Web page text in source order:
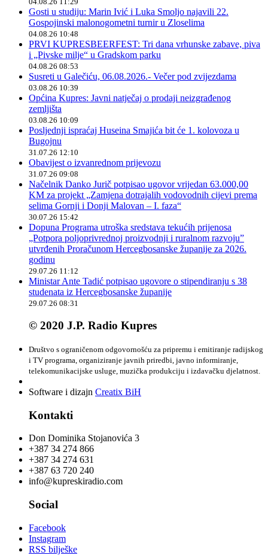
Gosti u studiju: Marin Ivić i Luka Smoljo najavili 22.
Gospojinski malonogometni turnir u Zloselima
04.08.26 10:48
PRVI KUPRESBEERFEST: Tri dana vrhunske zabave, piva
i „Pivske milje“ u Gradskom parku
04.08.26 08:53
Susreti u Galečiću, 06.08.2026.- Večer pod zvijezdama
03.08.26 10:39
Općina Kupres: Javni natječaj o prodaji neizgrađenog
zemljišta
03.08.26 10:09
Posljednji ispraćaj Huseina Smajića bit će 1. kolovoza u
Bugojnu
31.07.26 12:10
Obavijest o izvanrednom prijevozu
31.07.26 09:08
Načelnik Danko Jurič potpisao ugovor vrijedan 63.000,00
KM za projekt „Zamjena dotrajalih vodovodnih cijevi prema
selima Gornji i Donji Malovan – I. faza“
30.07.26 15:42
Dopuna Programa utroška sredstava tekućih prijenosa
„Potpora poljoprivrednoj proizvodnji i ruralnom razvoju”
utvrđenih Proračunom Hercegbosanske županije za 2026.
godinu
29.07.26 11:12
Ministar Ante Tadić potpisao ugovore o stipendiranju s 38
studenata iz Hercegbosanske županije
29.07.26 08:31
© 2020 J.P. Radio Kupres
Društvo s ograničenom odgovornošću za pripremu i emitiranje radijskog
i TV programa, organiziranje javnih priredbi, javno informiranje,
telekomunikacijske usluge, muzička produkciju i izdavačku djelatnost.
Software i dizajn Creatix BiH
Kontakti
Don Dominika Stojanovića 3
+387 34 274 866
+387 34 274 631
+387 63 720 240
info@kupreskiradio.com
Social
Facebook
Instagram
RSS bilješke